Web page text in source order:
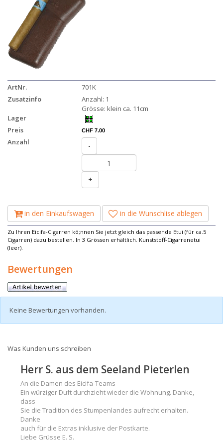
ArtNr.
701K
Zusatzinfo
Anzahl: 1
Grösse: klein ca. 11cm
Lager
Preis
CHF 7.00
Anzahl -
+
in den Einkaufswagen in die Wunschlise ablegen
Zu Ihren Eicifa-Cigarren kö;nnen Sie jetzt gleich das passende Etui (für ca.5
Cigarren) dazu bestellen. In 3 Grössen erhältlich. Kunststoff-Cigarrenetui
(leer).
Bewertungen
Keine Bewertungen vorhanden.
Was Kunden uns schreiben
Herr S. aus dem Seeland Pieterlen
An die Damen des Eicifa-Teams
Ein würziger Duft durchzieht wieder die Wohnung. Danke,
dass
Sie die Tradition des Stumpenlandes aufrecht erhalten.
Danke
auch für die Extras inklusive der Postkarte.
Liebe Grüsse E. S.